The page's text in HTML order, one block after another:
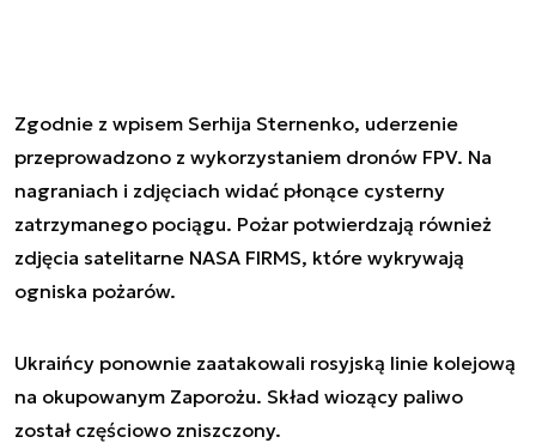
Zgodnie z wpisem Serhija Sternenko, uderzenie
przeprowadzono z wykorzystaniem dronów FPV. Na
nagraniach i zdjęciach widać płonące cysterny
zatrzymanego pociągu. Pożar potwierdzają również
zdjęcia satelitarne NASA FIRMS, które wykrywają
ogniska pożarów.
Ukraińcy ponownie zaatakowali rosyjską linie kolejową
na okupowanym Zaporożu. Skład wiozący paliwo
został częściowo zniszczony.